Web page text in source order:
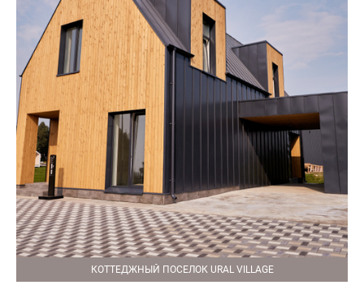
КОТТЕДЖНЫЙ ПОСЕЛОК URAL VILLAGE